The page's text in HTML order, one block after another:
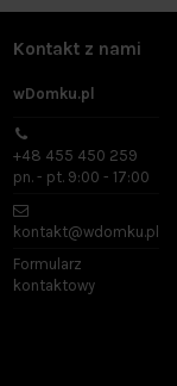
Kontakt z nami
wDomku.pl
+48 455 450 259
pn. - pt. 9:00 - 17:00
kontakt@wdomku.pl
Formularz
kontaktowy